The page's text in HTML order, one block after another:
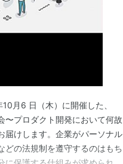
月6 日（木）に開催した、
〜プロダクト開発において何故
届けします。企業がパーソナル
どの法規制を遵守するのはもち